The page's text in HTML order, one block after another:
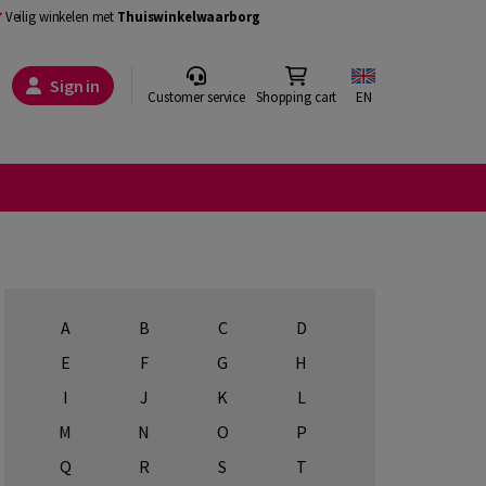
Veilig winkelen met Thuiswinkelwaarborg
Sign in Customer service Shopping cart EN
A B C
D
E
F G
H
I
J K
L
M
N O
P
Q
R S
T